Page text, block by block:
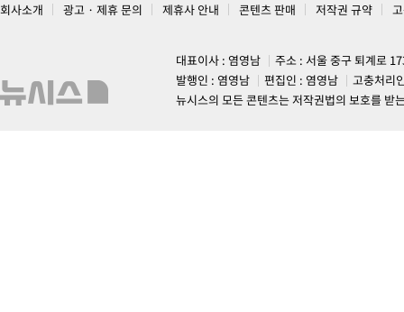
회사소개 광고 · 제휴 문의 제휴사 안내 콘텐츠 판매 저작권 규약
대표이사 : 염영남
주소 : 서울 중구 퇴계로
발행인 : 염영남
편집인 : 염영남
고충처리
뉴시스의 모든 콘텐츠는 저작권법의 보호를